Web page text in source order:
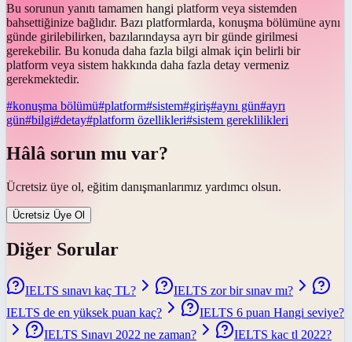
Bu sorunun yanıtı tamamen hangi platform veya sistemden
bahsettiğinize bağlıdır. Bazı platformlarda, konuşma bölümüne aynı
günde girilebilirken, bazılarındaysa ayrı bir günde girilmesi
gerekebilir. Bu konuda daha fazla bilgi almak için belirli bir
platform veya sistem hakkında daha fazla detay vermeniz
gerekmektedir.
#konuşma bölümü#platform#sistem#giriş#aynı gün#ayrı
gün#bilgi#detay#platform özellikleri#sistem gereklilikleri
Hâlâ sorun mu var?
Ücretsiz üye ol, eğitim danışmanlarımız yardımcı olsun.
Ücretsiz Üye Ol
Diğer Sorular
IELTS sınavı kaç TL?
IELTS zor bir sınav mı?
IELTS de en yüksek puan kaç?
IELTS 6 puan Hangi seviye?
IELTS Sınavı 2022 ne zaman?
IELTS kac tl 2022?